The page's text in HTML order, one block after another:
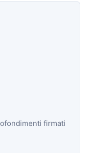
firmati